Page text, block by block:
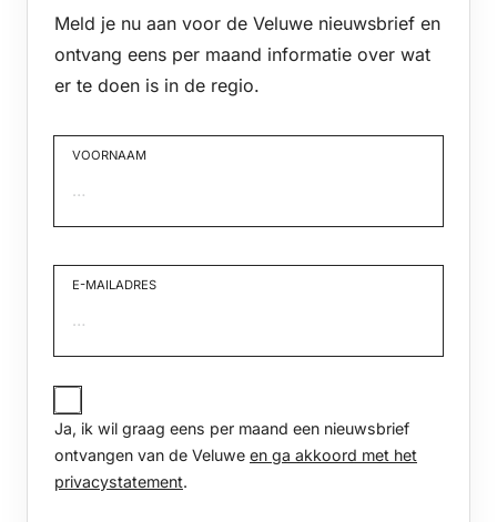
Meld je nu aan voor de Veluwe nieuwsbrief en
ontvang eens per maand informatie over wat
er te doen is in de regio.
VOORNAAM
E-MAILADRES
JA,
IK
WIL
GRAAG
PER
Ja, ik wil graag eens per maand een nieuwsbrief
ontvangen van de Veluwe en ga akkoord met het
privacystatement.